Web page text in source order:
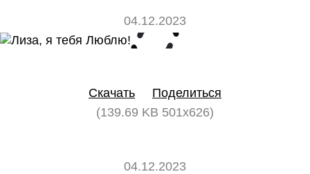
04.12.2023
Скачать
Поделиться
(139.69 KB 501x626)
04.12.2023